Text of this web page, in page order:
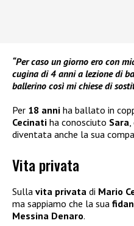
“Per caso un giorno ero con
cugina di 4 anni a lezione di
ballerino così mi chiese di
Per 18 anni ha ballato in
Cecinati ha conosciuto Sara
diventata anche la sua
Vita privata
Sulla vita privata di Mario
ma sappiamo che la sua
Messina Denaro.